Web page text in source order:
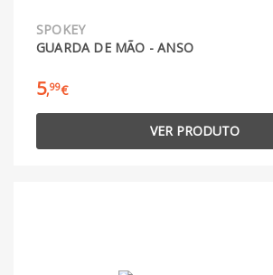
SPOKEY
GUARDA DE MÃO - ANSO
5,99€
VER PRODUTO